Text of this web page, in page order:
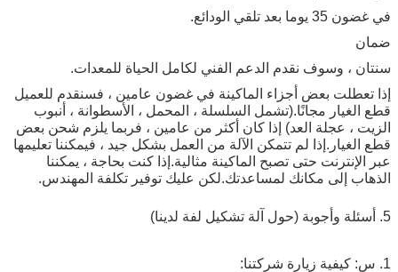
في غضون 35 يوما بعد تلقي الودائع.
ضمان
سنتان ، وسوف نقدم الدعم الفني لكامل الحياة للمعدات.
إذا تعطلت بعض أجزاء الماكينة في غضون عامين ، فسنقدم للعميل
قطع الغيار مجانًا.(تشمل السلسلة ، المحمل ، الأسطوانة ، أنبوب
الزيت ، عجلة العد) إذا كان أكثر من عامين ، فربما يلزم شحن بعض
قطع الغيار.إذا لم تتمكن الآلة من العمل بشكل جيد ، فيمكننا تعليمها
عبر الإنترنت حتى تصبح الماكينة مثالية.إذا كنت بحاجة ، يمكننا
الذهاب إلى مكانك لمساعدتك.لكن عليك توفير تكلفة المهندس.
5. أسئلة وأجوبة (حول آلة تشكيل لفة لدينا)
1. س: كيفية زيارة شركتنا: